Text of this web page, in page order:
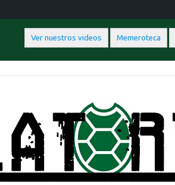
Ver nuestros videos Memeroteca